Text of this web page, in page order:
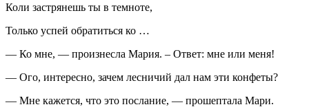
Коли застрянешь ты в темноте,
Только успей обратиться ко …
— Ко мне, — произнесла Мария. – Ответ: мне или меня!
— Ого, интересно, зачем лесничий дал нам эти конфеты?
— Мне кажется, что это послание, — прошептала Мари.